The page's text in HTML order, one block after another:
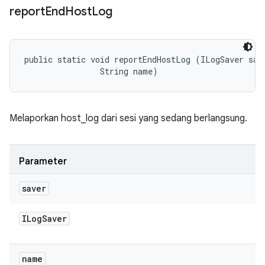
reportEndHostLog
public static void reportEndHostLog (ILogSaver
                String name)
Melaporkan host_log dari sesi yang sedang berlangsung.
Parameter
saver
ILogSaver
name